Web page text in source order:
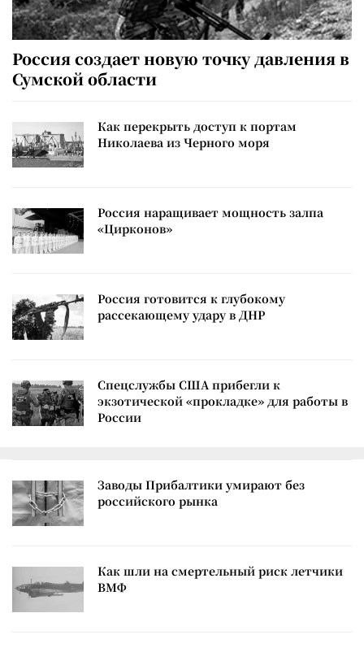
Россия создает новую точку давления в
Сумской области
Как перекрыть доступ к портам
Николаева из Черного моря
Россия наращивает мощность залпа
«Цирконов»
Россия готовится к глубокому
рассекающему удару в ДНР
Спецслужбы США прибегли к
экзотической «прокладке» для работы в
России
Заводы Прибалтики умирают без
российского рынка
Как шли на смертельный риск летчики
ВМФ